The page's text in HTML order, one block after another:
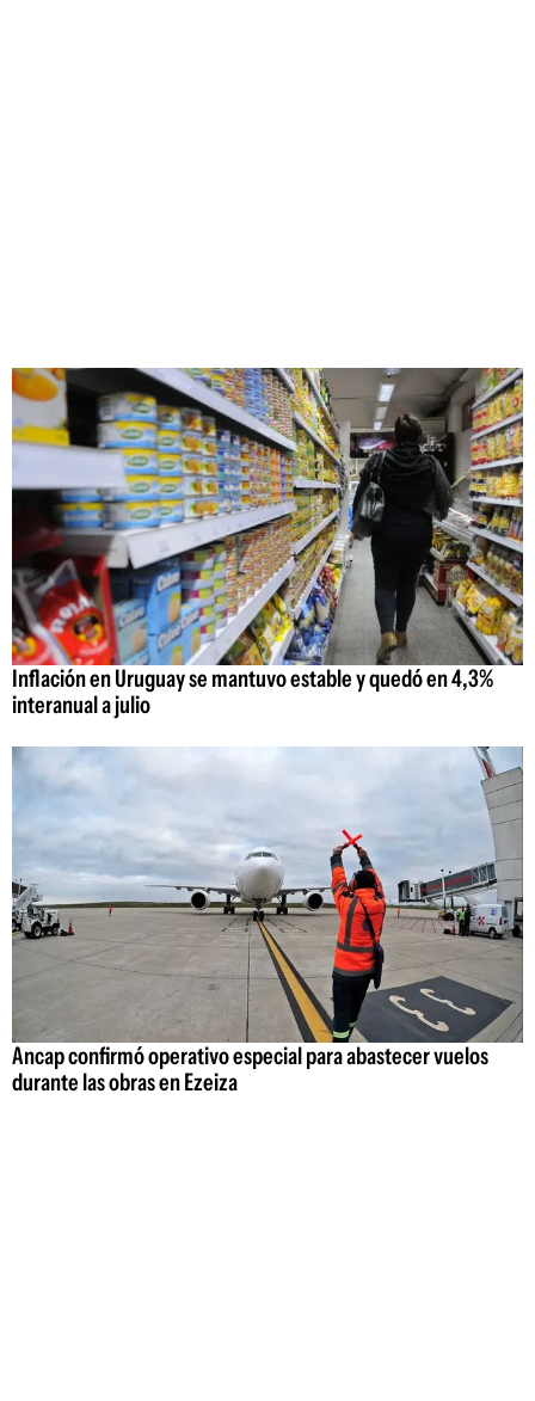
Inflación en Uruguay se mantuvo estable y quedó en 4,3%
interanual a julio
Ancap confirmó operativo especial para abastecer vuelos
durante las obras en Ezeiza